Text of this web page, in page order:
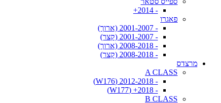
- 2014+
פאגרו
- 2001-2007 (ארוך)
- 2001-2007 (קצר)
- 2008-2018 (ארוך)
- 2008-2018 (קצר)
מרצדס
A CLASS
- 2012-2018 (W176)
- 2018+ (W177)
B CLASS